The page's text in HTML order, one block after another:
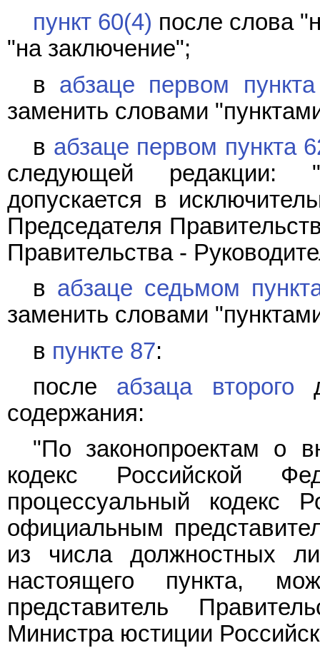
пункт 60(4) после слова
"на заключение";
в абзаце первом
заменить словами
в абзаце первом пункта
следующей редакции:
допускается в
Председателя
Правительства -
в абзаце седьмом
заменить словами
в пункте 87:
после абзаца второго
содержания:
"По законопроектам о
кодекс Российской
процессуальный кодекс
официальным
из числа должностных
настоящего пункта,
представитель
Министра юстиции